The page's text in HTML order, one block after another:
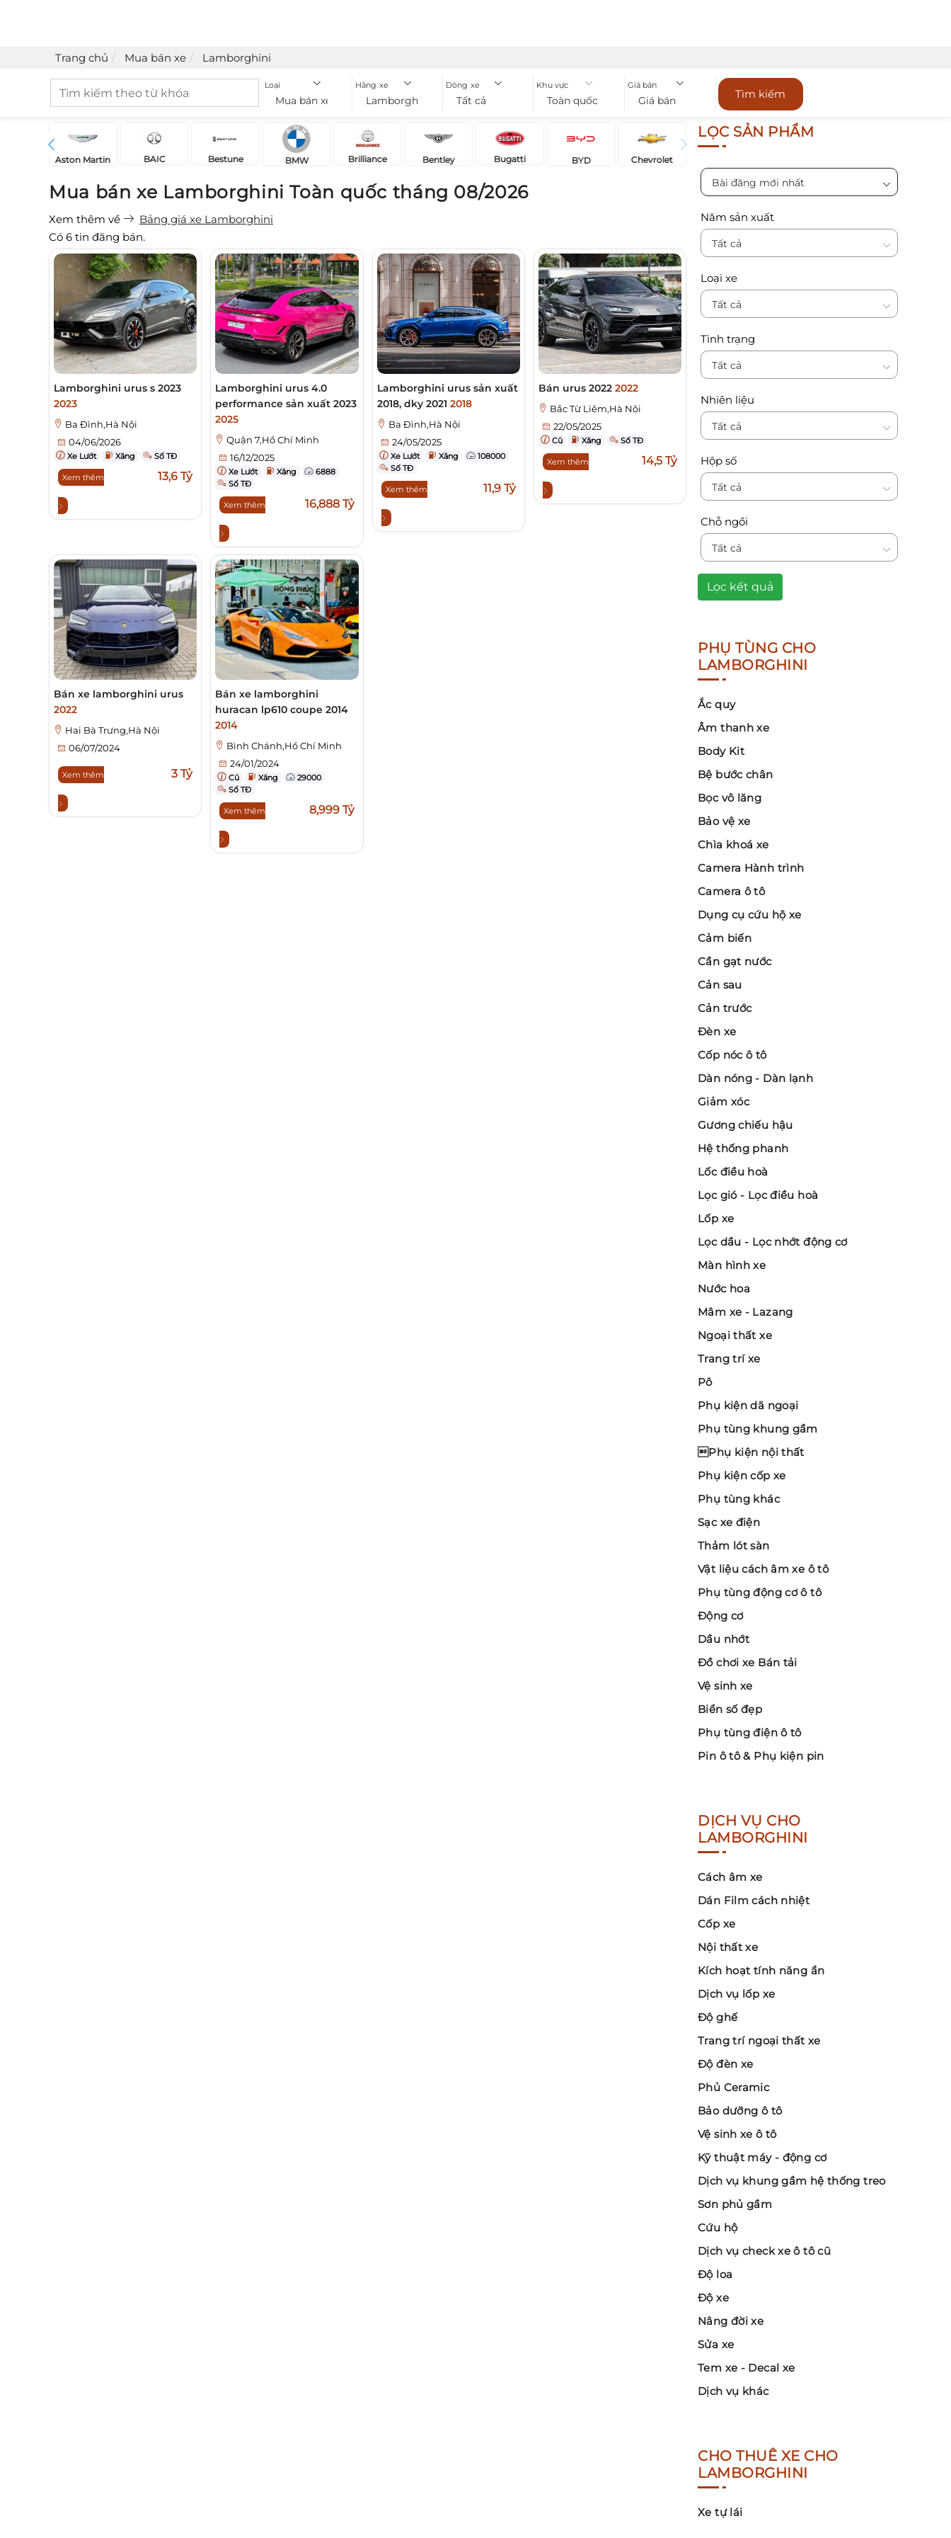
Trang chủ Mua bán xe Lamborghini
Loại
Mua bán xe
Hãng xe
Lamborghini
Dòng xe
Tất cả
Khu vực
Toàn quốc
Giá bán
Giá bán Tìm kiếm
Aston Martin BAIC Bestune BMW Brilliance Bentley Bugatti BYD Chevrolet
Mua bán xe Lamborghini Toàn quốc tháng 08/2026
Xem thêm về
Bảng giá xe Lamborghini
Có 6 tin đăng bán.
Lamborghini urus s 2023
2023
Ba Đình,Hà Nội
04/06/2026
Xe Lướt Xăng Số TĐ
Xem thêm 13,6 Tỷ
Lamborghini urus 4.0
performance sản xuất 2023
2025
Quận 7,Hồ Chí Minh
16/12/2025
Xe Lướt Xăng
6888
Số TĐ
Xem thêm 16,888 Tỷ
Lamborghini urus sản xuất
2018, dky 2021 2018
Ba Đình,Hà Nội
24/05/2025
Xe Lướt Xăng
108000
Số TĐ
Xem thêm 11,9 Tỷ
Bán urus 2022 2022
Bắc Từ Liêm,Hà Nội
22/05/2025
Cũ Xăng Số TĐ
Xem thêm 14,5 Tỷ
Bán xe lamborghini urus
2022
Hai Bà Trưng,Hà Nội
06/07/2024
Xem thêm 3 Tỷ
Bán xe lamborghini
huracan lp610 coupe 2014
2014
Bình Chánh,Hồ Chí Minh
24/01/2024
Cũ Xăng
29000
Số TĐ
Xem thêm 8,999 Tỷ
LỌC SẢN PHẨM
Bài đăng mới nhất
Năm sản xuất
Tất cả
Loại xe
Tất cả
Tình trạng
Tất cả
Nhiên liệu
Tất cả
Hộp số
Tất cả
Chỗ ngồi
Tất cả
Lọc kết quả
PHỤ TÙNG CHO
LAMBORGHINI
Ắc quy
Âm thanh xe
Body Kit
Bệ bước chân
Bọc vô lăng
Bảo vệ xe
Chìa khoá xe
Camera Hành trình
Camera ô tô
Dụng cụ cứu hộ xe
Cảm biến
Cần gạt nước
Cản sau
Cản trước
Đèn xe
Cốp nóc ô tô
Dàn nóng - Dàn lạnh
Giảm xóc
Gương chiếu hậu
Hệ thống phanh
Lốc điều hoà
Lọc gió - Lọc điều hoà
Lốp xe
Lọc dầu - Lọc nhớt động cơ
Màn hình xe
Nước hoa
Mâm xe - Lazang
Ngoại thất xe
Trang trí xe
Pô
Phụ kiện dã ngoại
Phụ tùng khung gầm
Phụ kiện nội thất
Phụ kiện cốp xe
Phụ tùng khác
Sạc xe điện
Thảm lót sàn
Vật liệu cách âm xe ô tô
Phụ tùng động cơ ô tô
Động cơ
Dầu nhớt
Đồ chơi xe Bán tải
Vệ sinh xe
Biển số đẹp
Phụ tùng điện ô tô
Pin ô tô & Phụ kiện pin
DỊCH VỤ CHO
LAMBORGHINI
Cách âm xe
Dán Film cách nhiệt
Cốp xe
Nội thất xe
Kích hoạt tính năng ẩn
Dịch vụ lốp xe
Độ ghế
Trang trí ngoại thất xe
Độ đèn xe
Phủ Ceramic
Bảo dưỡng ô tô
Vệ sinh xe ô tô
Kỹ thuật máy - động cơ
Dịch vụ khung gầm hệ thống treo
Sơn phủ gầm
Cứu hộ
Dịch vụ check xe ô tô cũ
Độ loa
Độ xe
Nâng đời xe
Sửa xe
Tem xe - Decal xe
Dịch vụ khác
CHO THUÊ XE CHO
LAMBORGHINI
Xe tự lái